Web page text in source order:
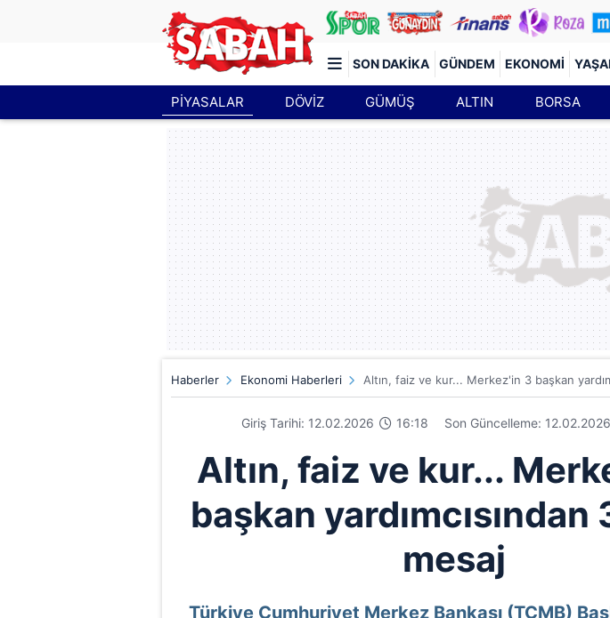
SON DAKIKA GÜNDEM EKONOMI
Türkiye'nin en iyi haber sitesi
PİYASALAR DÖVİZ GÜMÜŞ ALTIN BORSA
Haberler Ekonomi Haberleri Altın, faiz ve kur... Merkez'in 3 başkan
Giriş Tarihi: 12.02.2026 16:18 Son Güncelleme: 12.02.2026
Altın, faiz ve kur...
başkan
mesaj
Türkiye Cumhuriyet Merkez Bankası (TCMB)